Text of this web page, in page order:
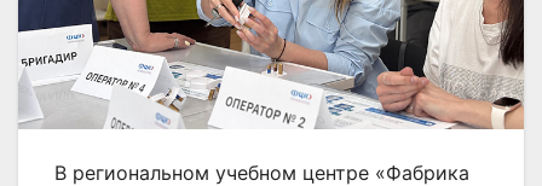
В региональном учебном центре «Фабрика